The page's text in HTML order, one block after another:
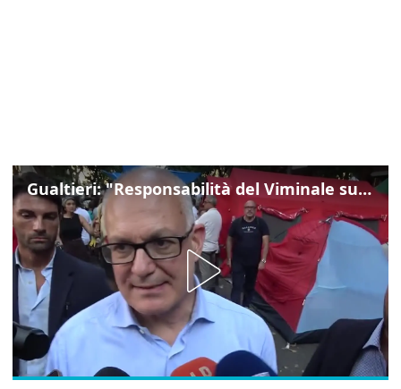
Gualtieri: "Responsabilità del Viminale su Spin Time? La posizione dei partiti è nota"